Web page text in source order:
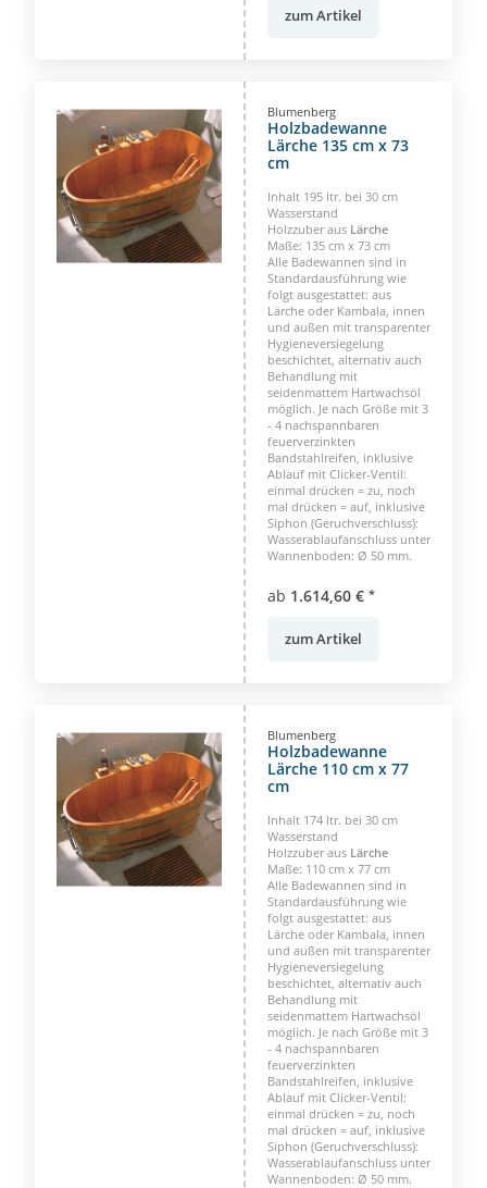
zum Artikel
Blumenberg
Holzbadewanne
Lärche 135 cm x 73
cm
Inhalt 195 ltr. bei 30 cm
Wasserstand
Holzzuber aus Lärche
Maße: 135 cm x 73 cm
Alle Badewannen sind in
Standardausführung wie
folgt ausgestattet: aus
Lärche oder Kambala, innen
und außen mit transparenter
Hygieneversiegelung
beschichtet, alternativ auch
Behandlung mit
seidenmattem Hartwachsöl
möglich. Je nach Größe mit 3
- 4 nachspannbaren
feuerverzinkten
Bandstahlreifen, inklusive
Ablauf mit Clicker-Ventil:
einmal drücken = zu, noch
mal drücken = auf, inklusive
Siphon (Geruchverschluss):
Wasserablaufanschluss unter
Wannenboden: Ø 50 mm.
ab 1.614,60 € *
zum Artikel
Blumenberg
Holzbadewanne
Lärche 110 cm x 77
cm
Inhalt 174 ltr. bei 30 cm
Wasserstand
Holzzuber aus Lärche
Maße: 110 cm x 77 cm
Alle Badewannen sind in
Standardausführung wie
folgt ausgestattet: aus
Lärche oder Kambala, innen
und außen mit transparenter
Hygieneversiegelung
beschichtet, alternativ auch
Behandlung mit
seidenmattem Hartwachsöl
möglich. Je nach Größe mit 3
- 4 nachspannbaren
feuerverzinkten
Bandstahlreifen, inklusive
Ablauf mit Clicker-Ventil:
einmal drücken = zu, noch
mal drücken = auf, inklusive
Siphon (Geruchverschluss):
Wasserablaufanschluss unter
Wannenboden: Ø 50 mm.